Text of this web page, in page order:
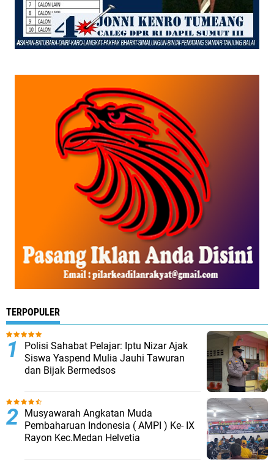
TERPOPULER
Polisi Sahabat Pelajar: Iptu Nizar Ajak
Siswa Yaspend Mulia Jauhi Tawuran
dan Bijak Bermedsos
Musyawarah Angkatan Muda
Pembaharuan Indonesia ( AMPI ) Ke- IX
Rayon Kec.Medan Helvetia